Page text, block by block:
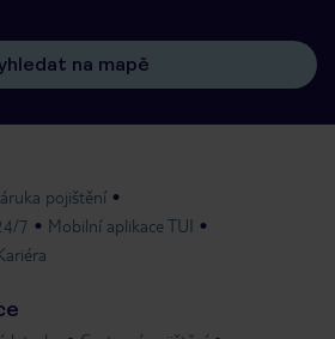
na mapě
pojištění
7
Mobilní aplikace TUI